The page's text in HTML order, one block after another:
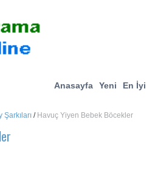
Anasayfa Yeni En İyi
Şarkıları / Havuç Yiyen Bebek Böcekler